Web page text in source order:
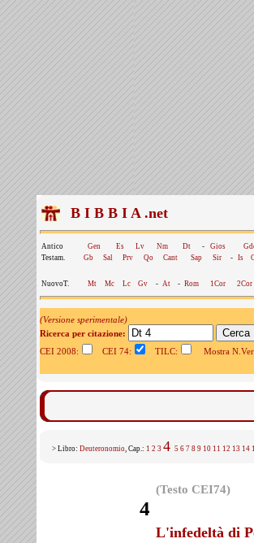
B I B B I A .net
Antico Gen Es Lv Nm Dt - Gios
Testam.
Gb Sal Prv Qo Cant Sap Sir - Is
NuovoT. Mt Mc Lc Gv - At - Rom 1Cor 2Cor
(Versione sperimentale)
Ricerca per citazione:
CEI 2008:
CEI 74: TILC: Mostra
> Libro: Deuteronomio, Cap.: 1 2 3 4 5 6 7 8 9 10 11 12 13 14
(Testo CEI74)
4
L'infedeltà di